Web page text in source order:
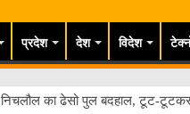
प्रदेश देश विदेश
निचलौल का ढेसो पुल बदहाल, टूट-टूटकर